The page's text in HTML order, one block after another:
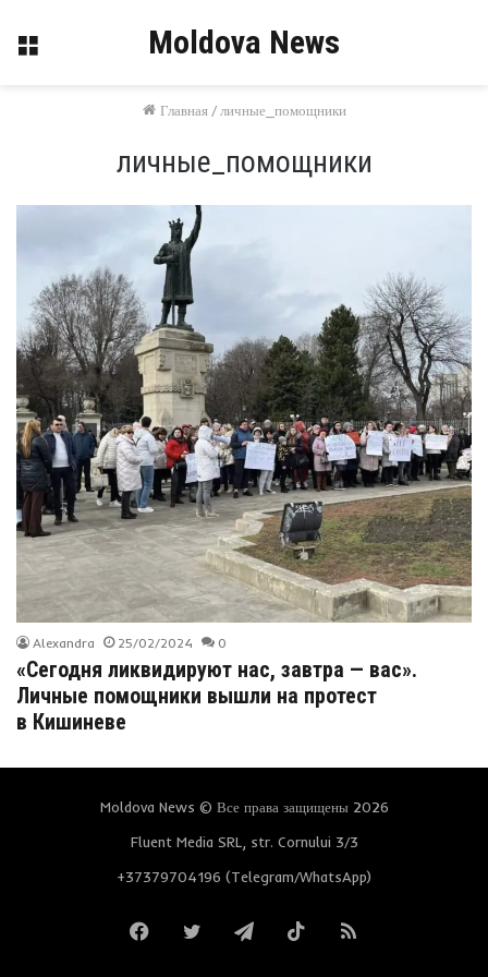
Меню Moldova News
Главная / личные_помощники
личные_помощники
Alexandra 25/02/2024 0
«Сегодня ликвидируют нас, завтра — вас».
Личные помощники вышли на протест
в Кишиневе
Moldova News © Все права защищены 2026
Fluent Media SRL, str. Cornului 3/3
+37379704196 (Telegram/WhatsApp)
FacebookTwitterTelegramTikTokRSS